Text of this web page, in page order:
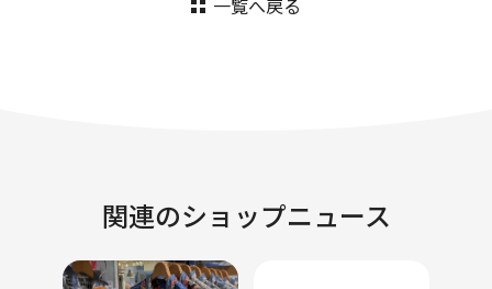
一覧へ戻る
関連のショップニュース